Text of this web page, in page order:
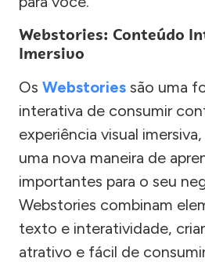
Webstories: Conteúdo
Imersivo
Os Webstories são uma
interativa de consumir
experiência visual
uma nova maneira de
importantes para o seu
Webstories combinam
texto e interatividade,
atrativo e fácil de